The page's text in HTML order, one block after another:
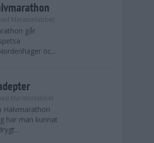
Maratonlabbet
går
oc...
Maratonlabbet
Halvmarathon
har man kunnat